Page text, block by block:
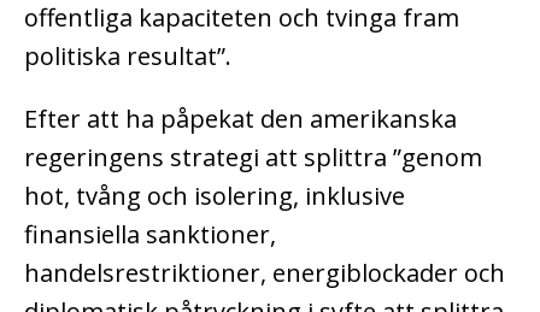
offentliga kapaciteten och tvinga fram
politiska resultat”.
Efter att ha påpekat den amerikanska
regeringens strategi att splittra ”genom
hot, tvång och isolering, inklusive
finansiella sanktioner,
handelsrestriktioner, energiblockader och